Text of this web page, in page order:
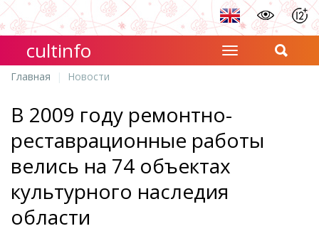
cultinfo
Главная Новости
В 2009 году ремонтно-
реставрационные работы
велись на 74 объектах
культурного наследия
области